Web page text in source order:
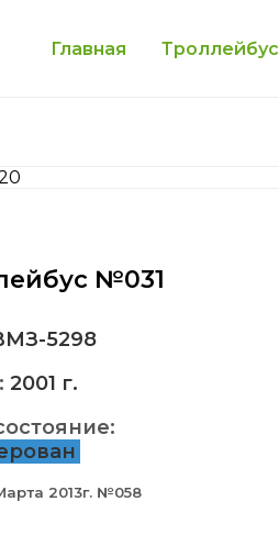
Главная Троллейбус
№031
5298
2001 г.
2013г. №058